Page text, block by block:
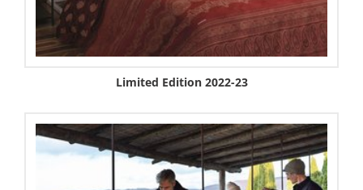
Limited Edition 2022-23